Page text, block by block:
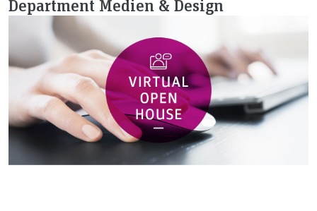
Department Medien & Design